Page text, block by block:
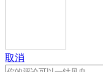
取消